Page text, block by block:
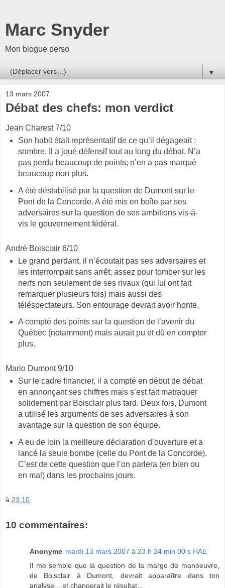
Marc Snyder
Mon blogue perso
▼
13 mars 2007
Débat des chefs: mon verdict
Jean Charest 7/10
Son habit était représentatif de ce qu’il dégageait :
sombre. Il a joué défensif tout au long du débat. N’a
pas perdu beaucoup de points; n’en a pas marqué
beaucoup non plus.
A été déstabilisé par la question de Dumont sur le
Pont de la Concorde. A été mis en boîte par ses
adversaires sur la question de ses ambitions vis-à-
vis le gouvernement fédéral.
André Boisclair 6/10
Le grand perdant, il n’écoutait pas ses adversaires et
les interrompait sans arrêt; assez pour tomber sur les
nerfs non seulement de ses rivaux (qui lui ont fait
remarquer plusieurs fois) mais aussi des
téléspectateurs. Son entourage devrait avoir honte.
A compté des points sur la question de l’avenir du
Québec (notamment) mais aurait pu et dû en compter
plus.
Mario Dumont 9/10
Sur le cadre financier, il a compté en début de débat
en annonçant ses chiffres mais s’est fait matraquer
solidement par Boisclair plus tard. Deux fois, Dumont
a utilisé les arguments de ses adversaires à son
avantage sur la question de son équipe.
A eu de loin la meilleure déclaration d’ouverture et a
lancé la seule bombe (celle du Pont de la Concorde).
C’est de cette question que l’on parlera (en bien ou
en mal) dans les prochains jours.
à 23:10
10 commentaires:
Anonyme mardi 13 mars 2007 à 23 h 24 min 00 s HAE
Il me semble que la question de la marge de manoeuvre,
de Boisclair à Dumont, devrait apparaître dans ton
analyse... et changerait le résultat...